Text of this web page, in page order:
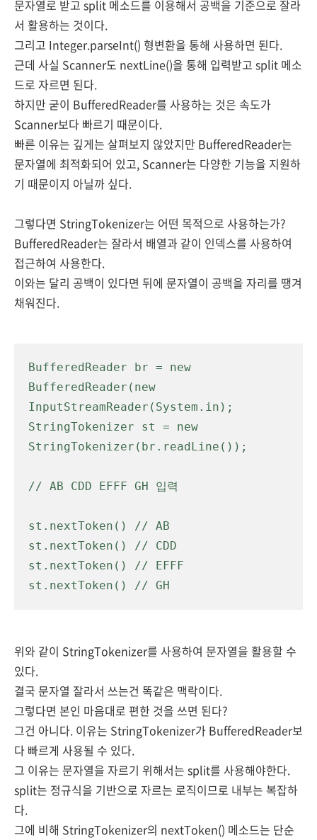
문자열로 받고 split 메소드를 이용해서 공백을 기준으로 잘라
서 활용하는 것이다.
그리고 Integer.parseInt() 형변환을 통해 사용하면 된다.
근데 사실 Scanner도 nextLine()을 통해 입력받고 split 메소
드로 자르면 된다.
하지만 굳이 BufferedReader를 사용하는 것은 속도가
Scanner보다 빠르기 때문이다.
빠른 이유는 깊게는 살펴보지 않았지만 BufferedReader는
문자열에 최적화되어 있고, Scanner는 다양한 기능을 지원하
기 때문이지 아닐까 싶다.
그렇다면 StringTokenizer는 어떤 목적으로 사용하는가?
BufferedReader는 잘라서 배열과 같이 인덱스를 사용하여
접근하여 사용한다.
이와는 달리 공백이 있다면 뒤에 문자열이 공백을 자리를 땡겨
채워진다.
BufferedReader br = new
BufferedReader(new
InputStreamReader(System.in);
StringTokenizer st = new
StringTokenizer(br.readLine());
// AB CDD EFFF GH 입력
st.nextToken() // AB
st.nextToken() // CDD
st.nextToken() // EFFF
st.nextToken() // GH
위와 같이 StringTokenizer를 사용하여 문자열을 활용할 수
있다.
결국 문자열 잘라서 쓰는건 똑같은 맥락이다.
그렇다면 본인 마음대로 편한 것을 쓰면 된다?
그건 아니다. 이유는 StringTokenizer가 BufferedReader보
다 빠르게 사용될 수 있다.
그 이유는 문자열을 자르기 위해서는 split를 사용해야한다.
split는 정규식을 기반으로 자르는 로직이므로 내부는 복잡하
다.
그에 비해 StringTokenizer의 nextToken() 메소드는 단순